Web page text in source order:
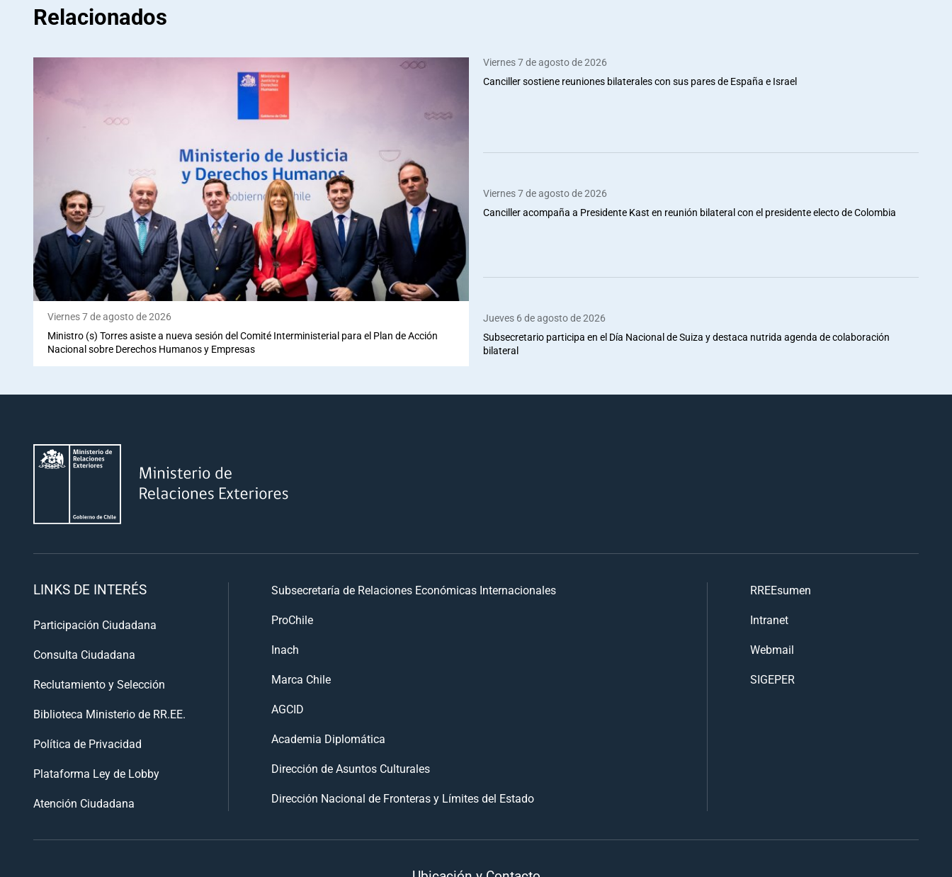
Relacionados
Viernes 7 de agosto de 2026
Ministro (s) Torres asiste a nueva sesión del Comité Interministerial para el Plan de Acción
Nacional sobre Derechos Humanos y Empresas
Viernes 7 de agosto de 2026
Canciller sostiene reuniones bilaterales con sus pares de España e Israel
Viernes 7 de agosto de 2026
Canciller acompaña a Presidente Kast en reunión bilateral con el presidente electo de Colombia
Jueves 6 de agosto de 2026
Subsecretario participa en el Día Nacional de Suiza y destaca nutrida agenda de colaboración
bilateral
LINKS DE INTERÉS
Participación Ciudadana
Consulta Ciudadana
Reclutamiento y Selección
Biblioteca Ministerio de RR.EE.
Política de Privacidad
Plataforma Ley de Lobby
Atención Ciudadana
Subsecretaría de Relaciones Económicas Internacionales
ProChile
Inach
Marca Chile
AGCID
Academia Diplomática
Dirección de Asuntos Culturales
Dirección Nacional de Fronteras y Límites del Estado
RREEsumen
Intranet
Webmail
SIGEPER